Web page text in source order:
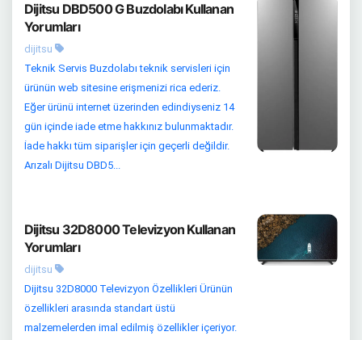
Dijitsu DBD500 G Buzdolabı Kullanan
Yorumları
dijitsu
Teknik Servis Buzdolabı teknik servisleri için
ürünün web sitesine erişmenizi rica ederiz.
Eğer ürünü internet üzerinden edindiyseniz 14
gün içinde iade etme hakkınız bulunmaktadır.
İade hakkı tüm siparişler için geçerli değildir.
Arızalı Dijitsu DBD5...
Dijitsu 32D8000 Televizyon Kullanan
Yorumları
dijitsu
Dijitsu 32D8000 Televizyon Özellikleri Ürünün
özellikleri arasında standart üstü
malzemelerden imal edilmiş özellikler içeriyor.